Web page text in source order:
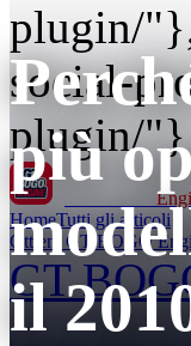
plugin/
social-
plugin/"}
HomeTutti gli articoli
Ottieni GT BOGO
GT
più
il